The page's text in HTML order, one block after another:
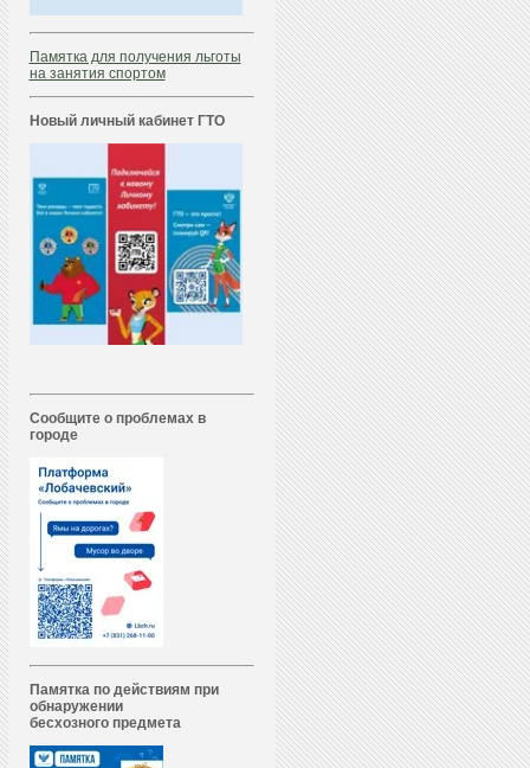
Памятка для получения льготы
на занятия спортом
Новый личный кабинет ГТО
Сообщите о проблемах в
городе
Памятка по действиям при
обнаружении
бесхозного предмета